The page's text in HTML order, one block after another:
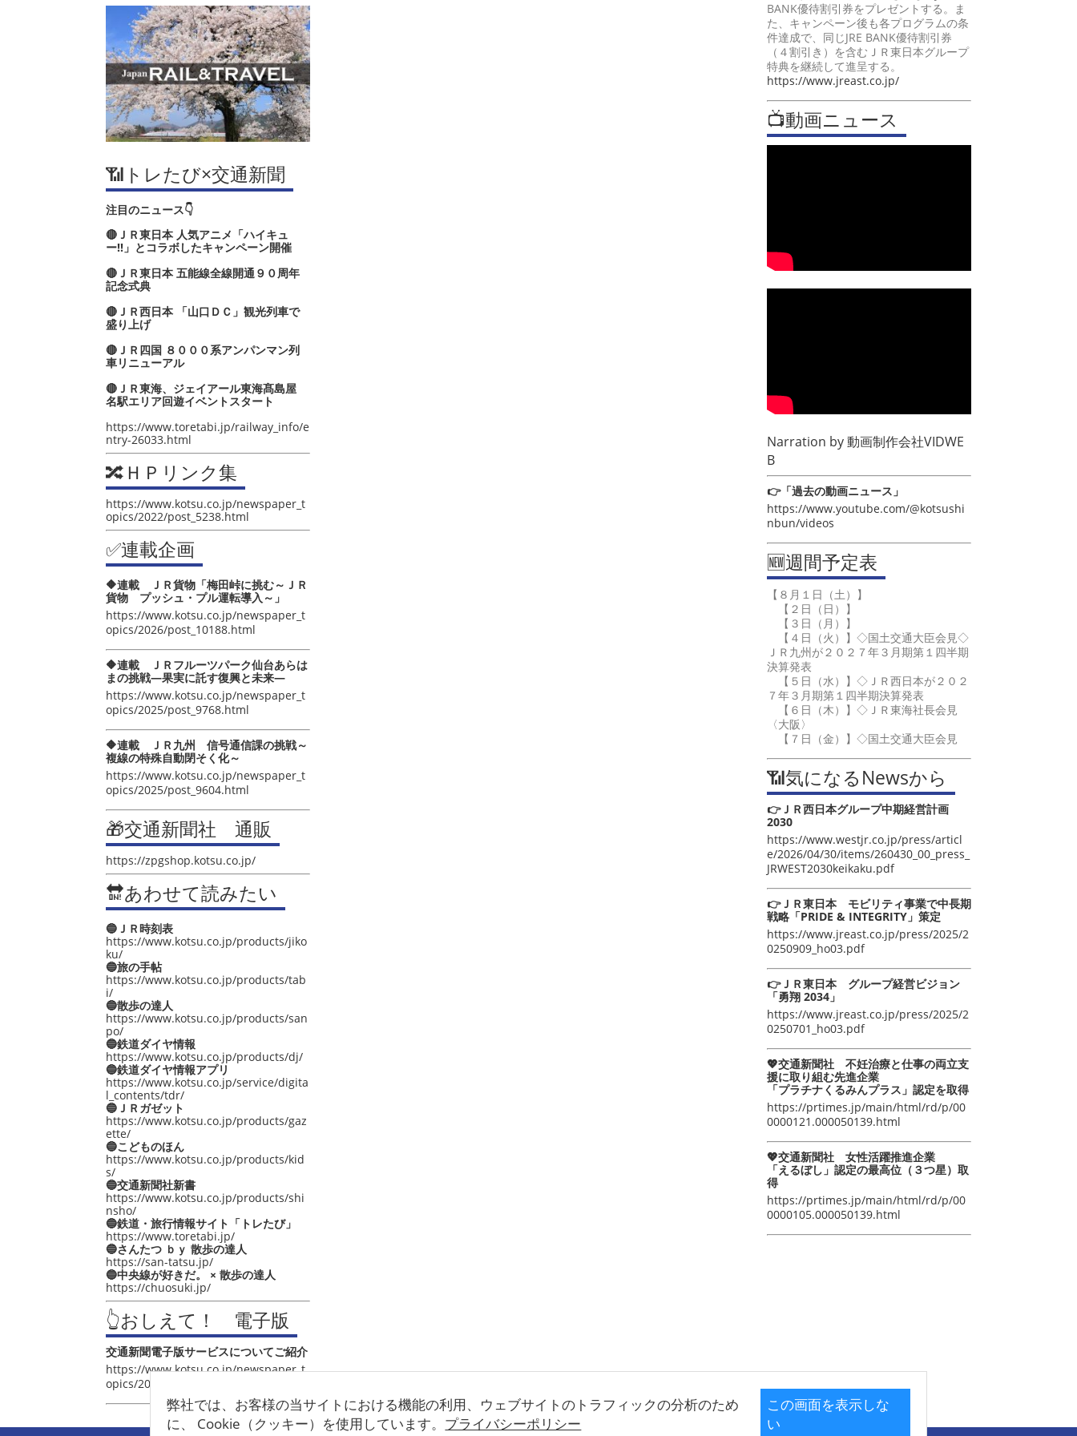
弊社では、お客様の当サイトにおける機能の利用、ウェブサイトのトラフィックの分析のため
に、 Cookie（クッキー）を使用しています。 プライバシーポリシー
この画面を表示しな
い
📶トレたび×交通新聞
注目のニュース👇
🔴ＪＲ東日本 人気アニメ「ハイキュ
ー‼」とコラボしたキャンペーン開催
🔴ＪＲ東日本 五能線全線開通９０周年
記念式典
🔴ＪＲ西日本 「山口ＤＣ」観光列車で
盛り上げ
🔴ＪＲ四国 ８０００系アンパンマン列
車リニューアル
🔴ＪＲ東海、ジェイアール東海髙島屋
名駅エリア回遊イベントスタート
https://www.toretabi.jp/railway_info/e
ntry-26033.html
🔀ＨＰリンク集
https://www.kotsu.co.jp/newspaper_t
opics/2022/post_5238.html
✅連載企画
🔶連載 ＪＲ貨物「梅田峠に挑む～ＪＲ
貨物 プッシュ・プル運転導入～」
https://www.kotsu.co.jp/newspaper_t
opics/2026/post_10188.html
🔶連載 ＪＲフルーツパーク仙台あらは
まの挑戦―果実に託す復興と未来―
https://www.kotsu.co.jp/newspaper_t
opics/2025/post_9768.html
🔶連載 ＪＲ九州 信号通信課の挑戦～
複線の特殊自動閉そく化～
https://www.kotsu.co.jp/newspaper_t
opics/2025/post_9604.html
🎁交通新聞社 通販
https://zpgshop.kotsu.co.jp/
🔛あわせて読みたい
🔵ＪＲ時刻表
https://www.kotsu.co.jp/products/jiko
ku/
🔵旅の手帖
https://www.kotsu.co.jp/products/tab
i/
🔵散歩の達人
https://www.kotsu.co.jp/products/san
po/
🔵鉄道ダイヤ情報
https://www.kotsu.co.jp/products/dj/
🔵鉄道ダイヤ情報アプリ
https://www.kotsu.co.jp/service/digita
l_contents/tdr/
🔵ＪＲガゼット
https://www.kotsu.co.jp/products/gaz
ette/
🔵こどものほん
https://www.kotsu.co.jp/products/kid
s/
🔵交通新聞社新書
https://www.kotsu.co.jp/products/shi
nsho/
🔵鉄道・旅行情報サイト「トレたび」
https://www.toretabi.jp/
🔵さんたつ ｂｙ 散歩の達人
https://san-tatsu.jp/
🔵中央線が好きだ。 × 散歩の達人
https://chuosuki.jp/
👆おしえて！ 電子版
交通新聞電子版サービスについてご紹介
https://www.kotsu.co.jp/newspaper_t
opics/2021/post_4048.html
BANK優待割引券をプレゼントする。ま
た、キャンペーン後も各プログラムの条
件達成で、同じJRE BANK優待割引券
（４割引き）を含むＪＲ東日本グループ
特典を継続して進呈する。
https://www.jreast.co.jp/
📺動画ニュース
Narration by動画制作会社VIDWE
B
👉「過去の動画ニュース」
https://www.youtube.com/@kotsushi
nbun/videos
🆕週間予定表
【８月１日（土）】
【２日（日）】
【３日（月）】
【４日（火）】◇国土交通大臣会見◇
ＪＲ九州が２０２７年３月期第１四半期
決算発表
【５日（水）】◇ＪＲ西日本が２０２
７年３月期第１四半期決算発表
【６日（木）】◇ＪＲ東海社長会見
〈大阪〉
【７日（金）】◇国土交通大臣会見
📶気になるNewsから
👉ＪＲ西日本グループ中期経営計画
2030
https://www.westjr.co.jp/press/articl
e/2026/04/30/items/260430_00_press_
JRWEST2030keikaku.pdf
👉ＪＲ東日本 モビリティ事業で中長期
戦略「PRIDE & INTEGRITY」策定
https://www.jreast.co.jp/press/2025/2
0250909_ho03.pdf
👉ＪＲ東日本 グループ経営ビジョン
「勇翔 2034」
https://www.jreast.co.jp/press/2025/2
0250701_ho03.pdf
💖交通新聞社 不妊治療と仕事の両立支
援に取り組む先進企業
「プラチナくるみんプラス」認定を取得
https://prtimes.jp/main/html/rd/p/00
0000121.000050139.html
💖交通新聞社 女性活躍推進企業
「えるぼし」認定の最高位（３つ星）取
得
https://prtimes.jp/main/html/rd/p/00
0000105.000050139.html